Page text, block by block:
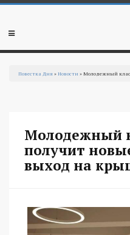
Перейти к основному содержанию
Мобильное
Повестка Дня »Новости » Молодежный
Молодежный
получит
выход на